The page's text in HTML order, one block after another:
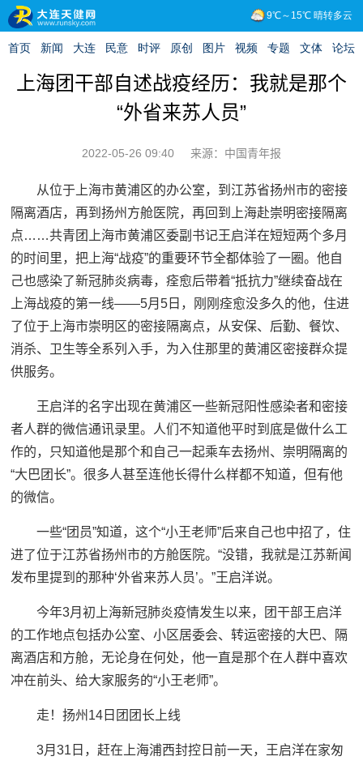
上海团干部自述战疫经历：我就是那个
“外省来苏人员”
2022-05-26 09:40 来源：中国青年报
从位于上海市黄浦区的办公室，到江苏省扬州市的密接
隔离酒店，再到扬州方舱医院，再回到上海赴崇明密接隔离
点……共青团上海市黄浦区委副书记王启洋在短短两个多月
的时间里，把上海“战疫”的重要环节全都体验了一圈。他自
己也感染了新冠肺炎病毒，痊愈后带着“抵抗力”继续奋战在
上海战疫的第一线——5月5日，刚刚痊愈没多久的他，住进
了位于上海市崇明区的密接隔离点，从安保、后勤、餐饮、
消杀、卫生等全系列入手，为入住那里的黄浦区密接群众提
供服务。
王启洋的名字出现在黄浦区一些新冠阳性感染者和密接
者人群的微信通讯录里。人们不知道他平时到底是做什么工
作的，只知道他是那个和自己一起乘车去扬州、崇明隔离的
“大巴团长”。很多人甚至连他长得什么样都不知道，但有他
的微信。
一些“团员”知道，这个“小王老师”后来自己也中招了，住
进了位于江苏省扬州市的方舱医院。“没错，我就是江苏新闻
发布里提到的那种‘外省来苏人员’。”王启洋说。
今年3月初上海新冠肺炎疫情发生以来，团干部王启洋
的工作地点包括办公室、小区居委会、转运密接的大巴、隔
离酒店和方舱，无论身在何处，他一直是那个在人群中喜欢
冲在前头、给大家服务的“小王老师”。
走！扬州14日团团长上线
3月31日，赶在上海浦西封控日前一天，王启洋在家匆